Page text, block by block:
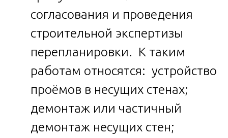
согласования и проведения
строительной экспертизы
перепланировки. К таким
работам относятся: устройство
проёмов в несущих стенах;
демонтаж или частичный
демонтаж несущих стен;